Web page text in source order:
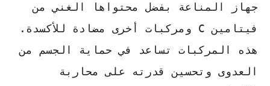
جهاز المناعة بفضل محتواها الغني من
فيتامين C
ومركبات أخرى مضادة للأكسدة.
هذه المركبات تساعد في حماية الجسم من
العدوى وتحسين قدرته على محاربة